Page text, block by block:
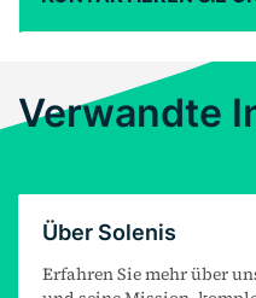
Verwandte
Über Solenis
Erfahren Sie mehr über